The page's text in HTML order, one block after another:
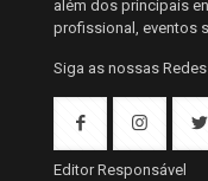
além dos principais
profissional, eventos
Siga as nossas
Editor Responsável